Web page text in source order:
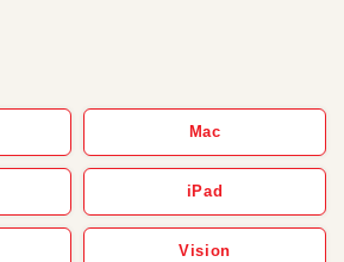
Mac
iPad
Vision